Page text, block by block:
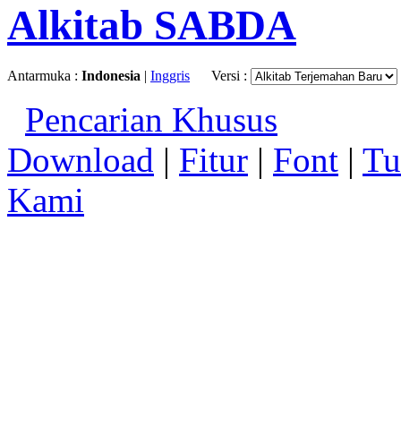
Alkitab SABDA
Antarmuka : Indonesia | Inggris Versi :
Pencarian Khusus
Download | Fitur | Font |
Kami